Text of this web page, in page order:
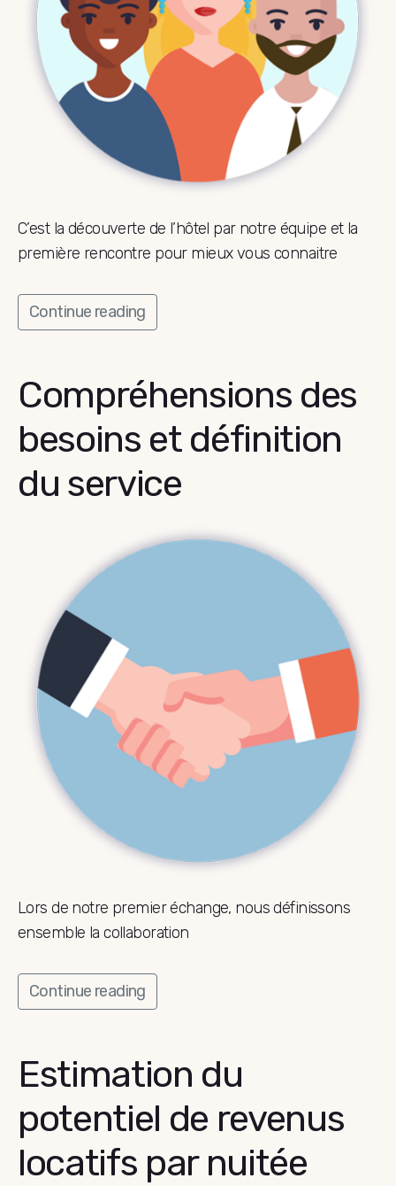
C’est la découverte de l’hôtel par notre équipe et la
première rencontre pour mieux vous connaitre
Continue reading
Compréhensions des
besoins et définition
du service
Lors de notre premier échange, nous définissons
ensemble la collaboration
Continue reading
Estimation du
potentiel de revenus
locatifs par nuitée